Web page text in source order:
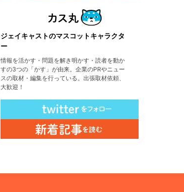
ジェイキャストのマスコットキャラクタ
ー
情報を活かす・問題を解き明かす・読者を動か
すの3つの「かす」が由来。企業のPRやニュー
スの取材・編集を行っている。出張取材依頼、
大歓迎！